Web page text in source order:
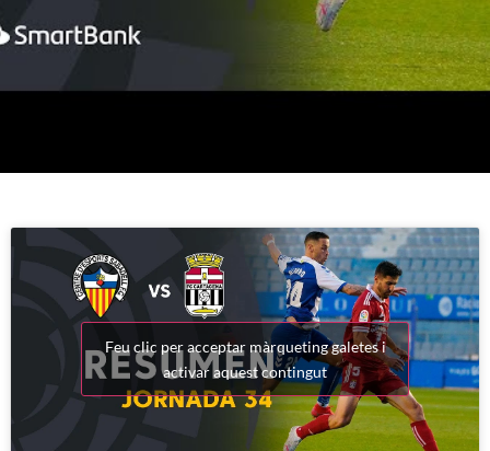
Feu clic per acceptar màrqueting galetes i
activar aquest contingut